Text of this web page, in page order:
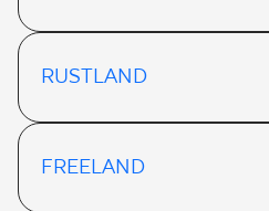
RUSTLAND
FREELAND